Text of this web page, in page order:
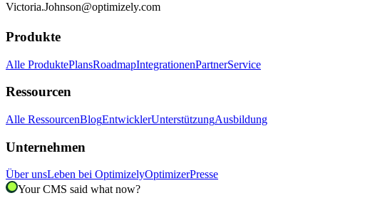
Victoria.Johnson@optimizely.com
Produkte
Alle ProduktePlansRoadmapIntegrationenPartnerService
Ressourcen
Alle RessourcenBlogEntwicklerUnterstützungAusbildung
Unternehmen
Über unsLeben bei OptimizelyOptimizerPresse
Your CMS said what now?